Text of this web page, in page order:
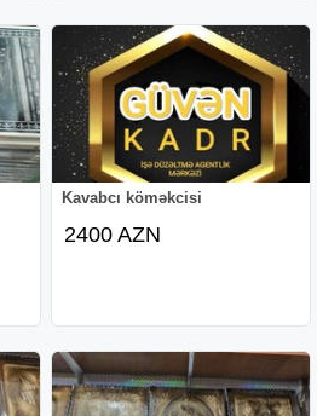
Kavabcı köməkcisi
2400 AZN